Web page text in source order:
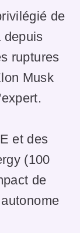
de
depuis
ruptures
Musk
et des
(100
de